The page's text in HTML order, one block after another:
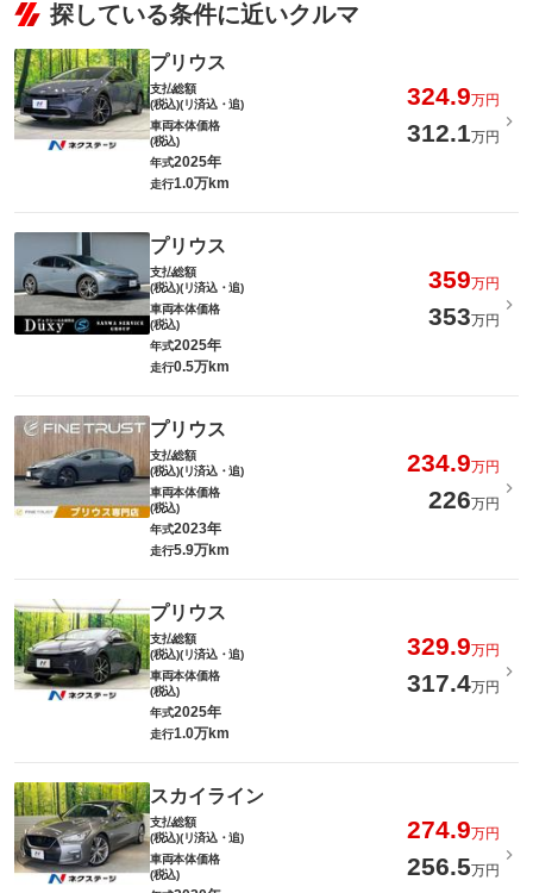
探している条件に近いクルマ
プリウス
支払総額
(税込)(リ済込・追)
324.9万円
車両本体価格
(税込)
312.1万円
年式2025年
走行1.0万km
プリウス
支払総額
(税込)(リ済込・追)
359万円
車両本体価格
(税込)
353万円
年式2025年
走行0.5万km
プリウス
支払総額
(税込)(リ済込・追)
234.9万円
車両本体価格
(税込)
226万円
年式2023年
走行5.9万km
プリウス
支払総額
(税込)(リ済込・追)
329.9万円
車両本体価格
(税込)
317.4万円
年式2025年
走行1.0万km
スカイライン
支払総額
(税込)(リ済込・追)
274.9万円
車両本体価格
(税込)
256.5万円